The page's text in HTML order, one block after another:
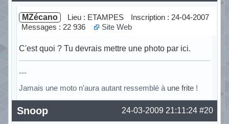
MZécano Lieu : ETAMPES
Inscription : 24-04-2007
Messages : 22 936
Site Web
C'est quoi ? Tu devrais mettre une photo par ici.
---
Jamais une moto n'aura autant ressemblé à une frite!
Hors ligne #20
24-03-2009 21:11:24
Snoop